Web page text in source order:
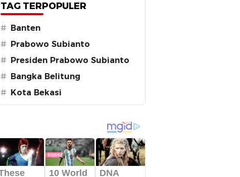
TAG TERPOPULER
# Banten
# Prabowo Subianto
# Presiden Prabowo Subianto
# Bangka Belitung
# Kota Bekasi